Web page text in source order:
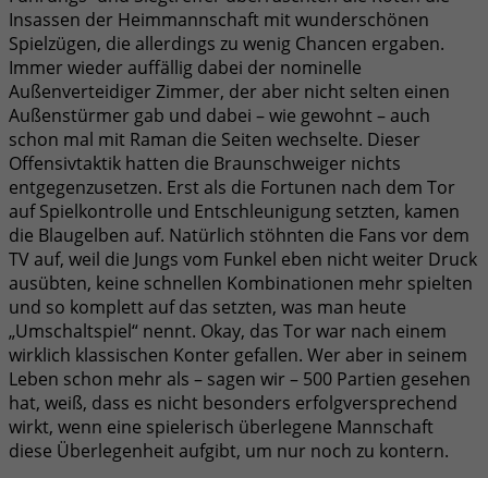
Insassen der Heimmannschaft mit wunderschönen
Spielzügen, die allerdings zu wenig Chancen ergaben.
Immer wieder auffällig dabei der nominelle
Außenverteidiger Zimmer, der aber nicht selten einen
Außenstürmer gab und dabei – wie gewohnt – auch
schon mal mit Raman die Seiten wechselte. Dieser
Offensivtaktik hatten die Braunschweiger nichts
entgegenzusetzen. Erst als die Fortunen nach dem Tor
auf Spielkontrolle und Entschleunigung setzten, kamen
die Blaugelben auf. Natürlich stöhnten die Fans vor dem
TV auf, weil die Jungs vom Funkel eben nicht weiter Druck
ausübten, keine schnellen Kombinationen mehr spielten
und so komplett auf das setzten, was man heute
„Umschaltspiel“ nennt. Okay, das Tor war nach einem
wirklich klassischen Konter gefallen. Wer aber in seinem
Leben schon mehr als – sagen wir – 500 Partien gesehen
hat, weiß, dass es nicht besonders erfolgversprechend
wirkt, wenn eine spielerisch überlegene Mannschaft
diese Überlegenheit aufgibt, um nur noch zu kontern.